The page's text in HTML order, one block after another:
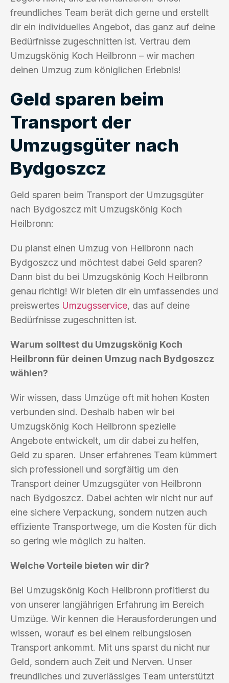
freundliches Team berät dich gerne und erstellt
dir ein individuelles Angebot, das ganz auf deine
Bedürfnisse zugeschnitten ist. Vertrau dem
Umzugskönig Koch Heilbronn – wir machen
deinen Umzug zum königlichen Erlebnis!
Geld sparen beim
Transport der
Umzugsgüter nach
Bydgoszcz
Geld sparen beim Transport der Umzugsgüter
nach Bydgoszcz mit Umzugskönig Koch
Heilbronn:
Du planst einen Umzug von Heilbronn nach
Bydgoszcz und möchtest dabei Geld sparen?
Dann bist du bei Umzugskönig Koch Heilbronn
genau richtig! Wir bieten dir ein umfassendes und
preiswertes Umzugsservice, das auf deine
Bedürfnisse zugeschnitten ist.
Warum solltest du Umzugskönig Koch
Heilbronn für deinen Umzug nach Bydgoszcz
wählen?
Wir wissen, dass Umzüge oft mit hohen Kosten
verbunden sind. Deshalb haben wir bei
Umzugskönig Koch Heilbronn spezielle
Angebote entwickelt, um dir dabei zu helfen,
Geld zu sparen. Unser erfahrenes Team kümmert
sich professionell und sorgfältig um den
Transport deiner Umzugsgüter von Heilbronn
nach Bydgoszcz. Dabei achten wir nicht nur auf
eine sichere Verpackung, sondern nutzen auch
effiziente Transportwege, um die Kosten für dich
so gering wie möglich zu halten.
Welche Vorteile bieten wir dir?
Bei Umzugskönig Koch Heilbronn profitierst du
von unserer langjährigen Erfahrung im Bereich
Umzüge. Wir kennen die Herausforderungen und
wissen, worauf es bei einem reibungslosen
Transport ankommt. Mit uns sparst du nicht nur
Geld, sondern auch Zeit und Nerven. Unser
freundliches und zuverlässiges Team unterstützt